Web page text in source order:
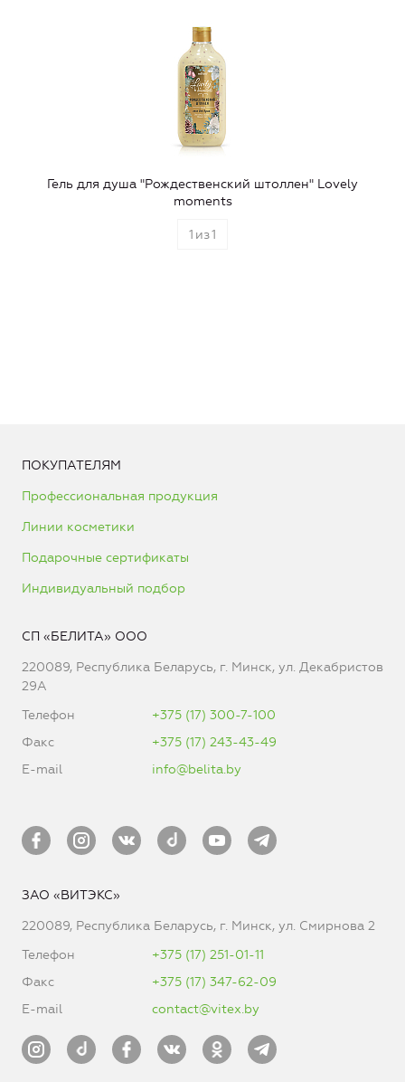
Гель для душа "Рождественский штоллен" Lovely
moments
1 из1
ПОКУПАТЕЛЯМ
Профессиональная продукция
Линии косметики
Подарочные сертификаты
Индивидуальный подбор
СП «БЕЛИТА» ООО
220089, Республика Беларусь, г. Минск, ул. Декабристов
29А
Телефон
+375 (17) 300-7-100
Факс
+375 (17) 243-43-49
E-mail
info@belita.by
ЗАО «ВИТЭКС»
220089, Республика Беларусь, г. Минск, ул. Смирнова 2
Телефон
+375 (17) 251-01-11
Факс
+375 (17) 347-62-09
E-mail
contact@vitex.by